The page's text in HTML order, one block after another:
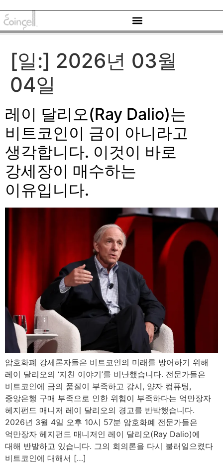
[일:] 2026년 03월
04일
레이 달리오(Ray Dalio)는
비트코인이 금이 아니라고
생각합니다. 이것이 바로
강세장이 매수하는
이유입니다.
암호화폐 강세론자들은 비트코인의 미래를 방어하기 위해
레이 달리오의 ‘지친 이야기’를 비난했습니다. 전문가들은
비트코인에 금의 품질이 부족하고 감시, 양자 컴퓨팅,
중앙은행 구매 부족으로 인한 위험이 부족하다는 억만장자
헤지펀드 매니저 레이 달리오의 경고를 반박했습니다.
2026년 3월 4일 오후 10시 57분 암호화폐 전문가들은
억만장자 헤지펀드 매니저인 레이 달리오(Ray Dalio)에
대해 반발하고 있습니다. 그의 회의론을 다시 불러일으켰다
비트코인에 대해서 […]